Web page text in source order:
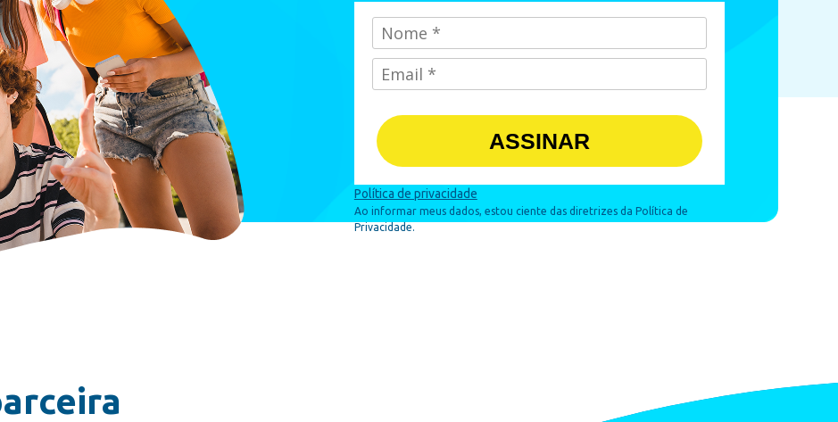
ASSINAR
Política de privacidade
Ao informar meus dados, estou ciente das diretrizes da Política de
Privacidade.